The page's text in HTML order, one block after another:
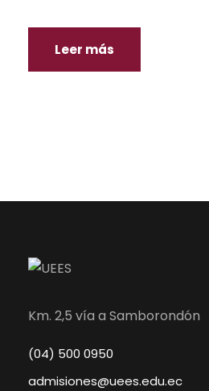
Leer más
Km. 2,5 vía a Samborondón
(04) 500 0950
admisiones@uees.edu.ec